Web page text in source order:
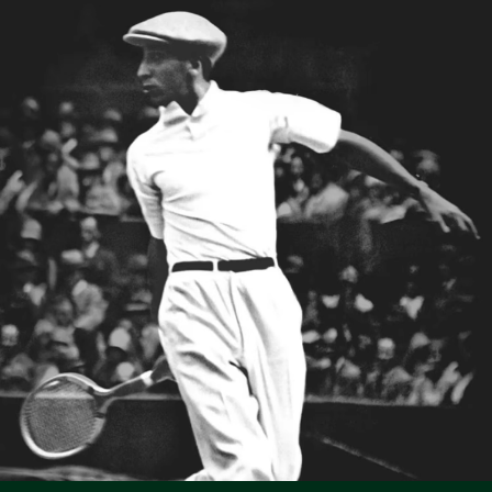
NICHT IM TROMMELTROCKNER TROCKNEN
BÜGELN MIT GERINGER TEMPERATUR 110
GRAD CELSIUS
NICHT CHEMISCH REINIGEN
TROCKNEN AUF DER WASCHELEINE
Bewährte Praktiken
Waschen, Trocknen, Bügeln, Falten: Hier finden Sie alle praktischen
Pflegetipps für Ihr Lacoste-Polo nach höchsten professionellen
Standards.
Entdecken
Lacoste ist bestrebt, das Produkt während des gesamten
Herstellungsprozesses zu verfolgen. Transparenz in der
Wertschöpfungskette, Kenntnis der Lieferanten und des
Ökosystems... kein einziger Faden wird ohne die Aufsicht
des Krokodils gewebt.
Erfahren Sie hier mehr